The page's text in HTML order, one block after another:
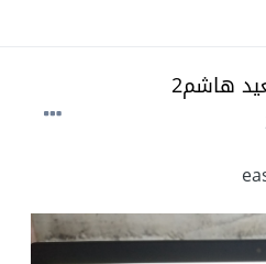
هاشم2